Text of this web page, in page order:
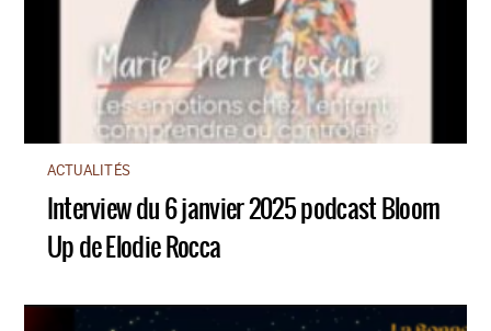
ACTUALITÉS
Interview du 6 janvier 2025 podcast Bloom
Up de Elodie Rocca